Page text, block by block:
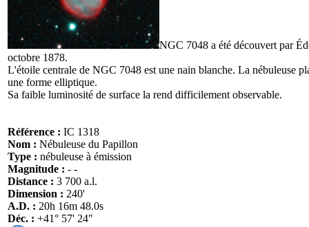
NGC 7048 a été découvert par
octobre 1878.
L'étoile centrale de NGC 7048 est une nain blanche. La nébuleuse
une forme elliptique.
Sa faible luminosité de surface la rend difficilement observable.
Référence : IC 1318
Nom : Nébuleuse du Papillon
Type : nébuleuse à émission
Magnitude : - -
Distance : 3 700 a.l.
Dimension : 240'
A.D. : 20h 16m 48.0s
Déc. : +41° 57' 24"